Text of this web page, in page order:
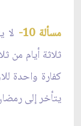
مسألة 10-
لا
ثلاثة أيام من
كفارة واحدة
يتأخر إلى